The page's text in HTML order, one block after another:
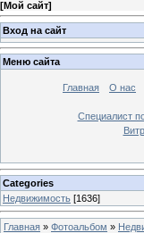
[Мой сайт]
Вход на сайт
Меню сайта
Главная О нас
Специалист
Categories
Недвижимость [1636]
Главная » Фотоальбом »